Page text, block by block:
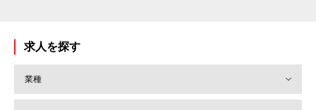
求人を探す